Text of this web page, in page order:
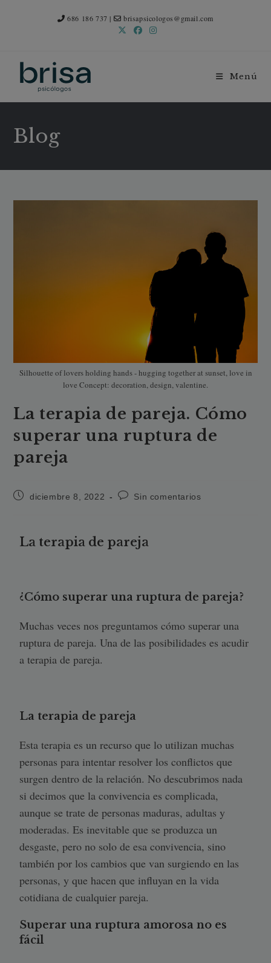
686 186 737 | brisapsicologos@gmail.com
Menú
Blog
Silhouette of lovers holding hands - hugging together at sunset, love in
love Concept: decoration, design, valentine.
La terapia de pareja. Cómo
superar una ruptura de
pareja
diciembre 8, 2022 Sin comentarios
La terapia de pareja
¿Cómo superar una ruptura de pareja?
Muchas veces nos preguntamos cómo superar una
ruptura de pareja. Una de las posibilidades es acudir
a terapia de pareja.
La terapia de pareja
Esta terapia es un recurso que lo utilizan muchas
personas para intentar resolver los conflictos que
surgen dentro de la relación. No descubrimos nada
si decimos que la convivencia es complicada,
aunque se trate de personas maduras, adultas y
moderadas. Es inevitable que se produzca un
desgaste, pero no solo de esa convivencia, sino
también por los cambios que van surgiendo en las
personas, y que hacen que influyan en la vida
cotidiana de cualquier pareja.
Superar una ruptura amorosa no es
fácil